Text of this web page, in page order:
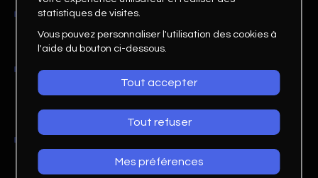
Représenter la publicité et la communication
auprès des autorités, des médias et du public,
chaque fois que cela se révèle nécessaire ;
Affermir le sentiment de responsabilité
professionnelle et économique des publicitaires et
communication ;
intéressant la publicité, la communication et les
supports d'information en suivant l'évolution ou la
statistiques de visites.
Vous pouvez personnaliser l'utilisation des cookies à
l'aide du bouton ci-dessous.
Tout accepter
Tout refuser
Mes préférences